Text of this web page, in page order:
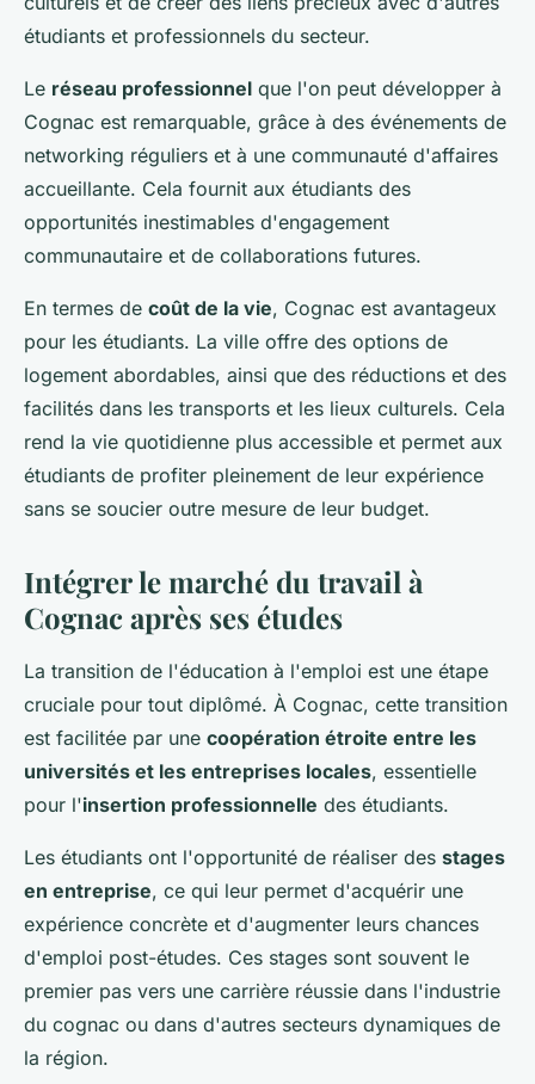
étudiants et professionnels du secteur.
Le réseau professionnel que l'on peut développer à
Cognac est remarquable, grâce à des événements de
networking réguliers et à une communauté d'affaires
accueillante. Cela fournit aux étudiants des
opportunités inestimables d'engagement
communautaire et de collaborations futures.
En termes de coût de la vie, Cognac est avantageux
pour les étudiants. La ville offre des options de
logement abordables, ainsi que des réductions et des
facilités dans les transports et les lieux culturels. Cela
rend la vie quotidienne plus accessible et permet aux
étudiants de profiter pleinement de leur expérience
sans se soucier outre mesure de leur budget.
Intégrer le marché du travail à
Cognac après ses études
La transition de l'éducation à l'emploi est une étape
cruciale pour tout diplômé. À Cognac, cette transition
est facilitée par une coopération étroite entre les
universités et les entreprises locales, essentielle
pour l'insertion professionnelle des étudiants.
Les étudiants ont l'opportunité de réaliser des stages
en entreprise, ce qui leur permet d'acquérir une
expérience concrète et d'augmenter leurs chances
d'emploi post-études. Ces stages sont souvent le
premier pas vers une carrière réussie dans l'industrie
du cognac ou dans d'autres secteurs dynamiques de
la région.